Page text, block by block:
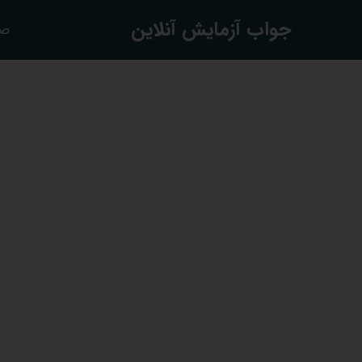
​جواب آزمایش آنلاین